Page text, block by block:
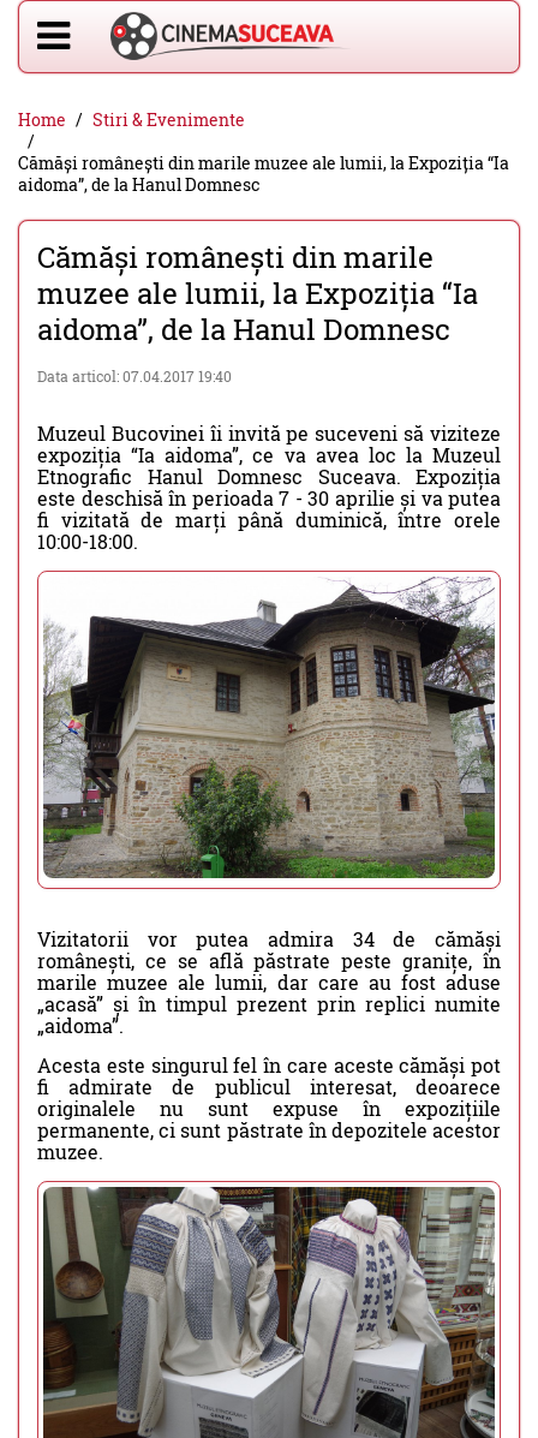
Home
Stiri & Evenimente
Cămăși românești din marile muzee ale lumii, la Expoziția “Ia
aidoma”, de la Hanul Domnesc
Cămăși românești din marile
muzee ale lumii, la Expoziția “Ia
aidoma”, de la Hanul Domnesc
Data articol: 07.04.2017 19:40
Muzeul Bucovinei îi invită pe suceveni să viziteze
expoziția “Ia aidoma”, ce va avea loc la Muzeul
Etnografic Hanul Domnesc Suceava. Expoziția
este deschisă în perioada 7 - 30 aprilie și va putea
fi vizitată de marți până duminică, între orele
10:00-18:00.
Vizitatorii vor putea admira 34 de cămăși
românești, ce se află păstrate peste granițe, în
marile muzee ale lumii, dar care au fost aduse
„acasă” și în timpul prezent prin replici numite
„aidoma”.
Acesta este singurul fel în care aceste cămăși pot
fi admirate de publicul interesat, deoarece
originalele nu sunt expuse în expozițiile
permanente, ci sunt păstrate în depozitele acestor
muzee.